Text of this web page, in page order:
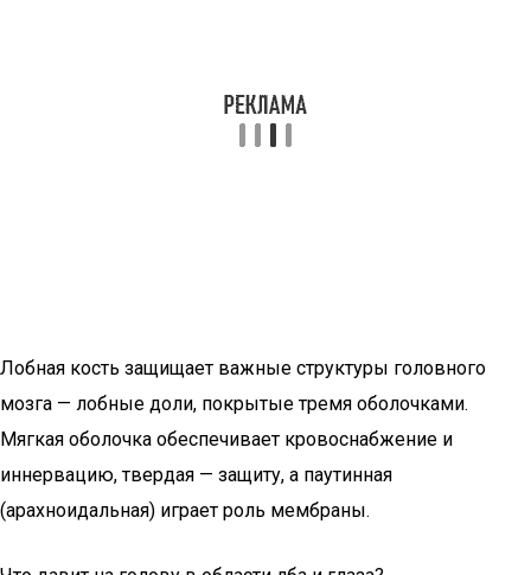
Лобная кость защищает важные структуры головного
мозга — лобные доли, покрытые тремя оболочками.
Мягкая оболочка обеспечивает кровоснабжение и
иннервацию, твердая — защиту, а паутинная
(арахноидальная) играет роль мембраны.